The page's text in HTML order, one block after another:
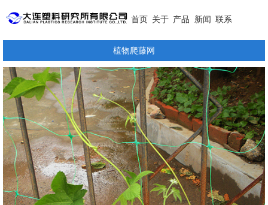
首页 关于 产品 新闻 联系
植物爬藤网